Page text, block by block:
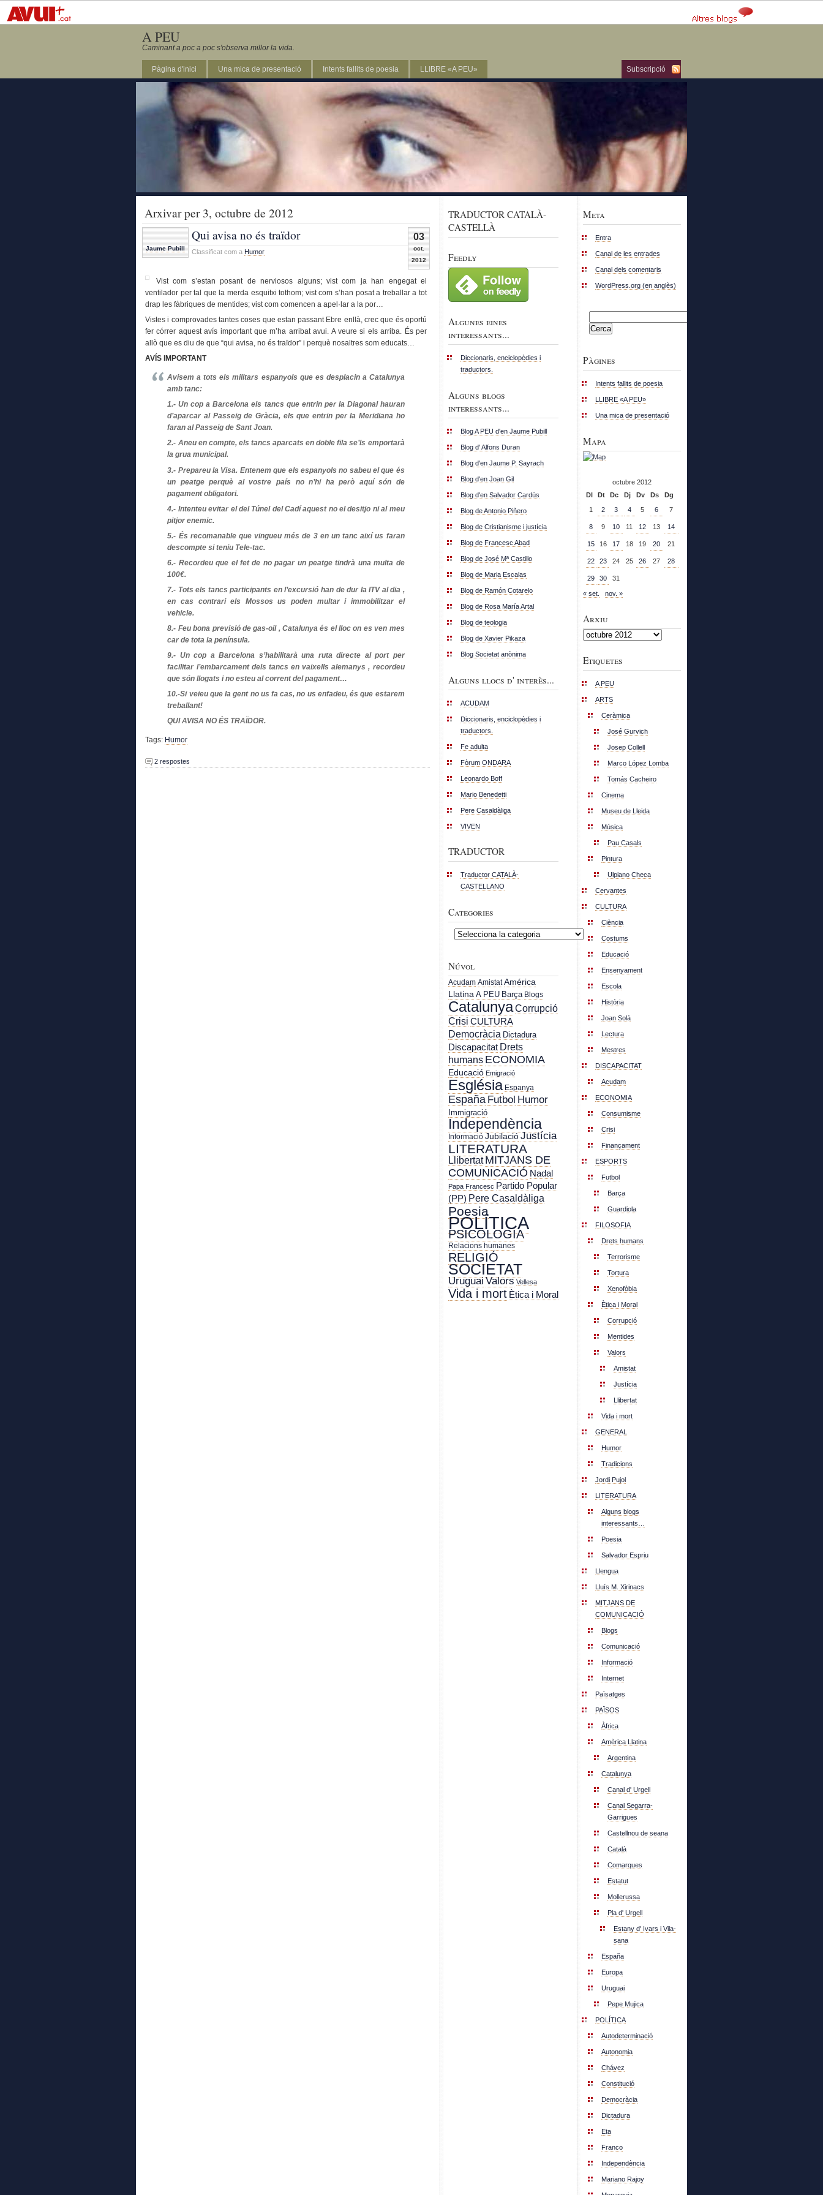
A PEU
Caminant a poc a poc s'observa millor la vida.
Subscripció
Pàgina d'inici Una mica de presentació Intents fallits de poesia LLIBRE «A PEU»
Arxivar per 3, octubre de 2012
03
oct.
2012
Jaume Pubill
Qui avisa no és traïdor
Classificat com a Humor
Vist com s’estan posant de nerviosos alguns; vist com ja han engegat el
ventilador per tal que la merda esquitxi tothom; vist com s’han posat a treballar a tot
drap les fàbriques de mentides; vist com comencen a apel·lar a la por…
Vistes i comprovades tantes coses que estan passant Ebre enllà, crec que és oportú
fer córrer aquest avís important que m’ha arribat avui. A veure si els arriba. És per
allò que es diu de que “qui avisa, no és traïdor” i perquè nosaltres som educats…
AVÍS IMPORTANT
Avisem a tots els militars espanyols que es desplacin a Catalunya
amb tanc:
1.- Un cop a Barcelona els tancs que entrin per la Diagonal hauran
d’aparcar al Passeig de Gràcia, els que entrin per la Meridiana ho
faran al Passeig de Sant Joan.
2.- Aneu en compte, els tancs aparcats en doble fila se’ls emportarà
la grua municipal.
3.- Prepareu la Visa. Entenem que els espanyols no sabeu el que és
un peatge perquè al vostre país no n’hi ha però aquí són de
pagament obligatori.
4.- Intenteu evitar el del Túnel del Cadí aquest no el desitjo ni al meu
pitjor enemic.
5.- És recomanable que vingueu més de 3 en un tanc així us faran
descompte si teniu Tele-tac.
6.- Recordeu que el fet de no pagar un peatge tindrà una multa de
100€.
7.- Tots els tancs participants en l’excursió han de dur la ITV al dia ,
en cas contrari els Mossos us poden multar i immobilitzar el
vehicle.
8.- Feu bona previsió de gas-oil , Catalunya és el lloc on es ven mes
car de tota la península.
9.- Un cop a Barcelona s’habilitarà una ruta directe al port per
facilitar l’embarcament dels tancs en vaixells alemanys , recordeu
que són llogats i no esteu al corrent del pagament…
10.-Si veieu que la gent no us fa cas, no us enfadeu, és que estarem
treballant!
QUI AVISA NO ÉS TRAÏDOR.
Tags: Humor
2 respostes
TRADUCTOR CATALÀ-
CASTELLÀ
Feedly
Algunes eines
interessants...
Diccionaris, enciclopèdies i
traductors.
Alguns blogs
interessants...
Blog A PEU d'en Jaume Pubill
Blog d' Alfons Duran
Blog d'en Jaume P. Sayrach
Blog d'en Joan Gil
Blog d'en Salvador Cardús
Blog de Antonio Piñero
Blog de Cristianisme i justícia
Blog de Francesc Abad
Blog de José Mª Castillo
Blog de Maria Escalas
Blog de Ramón Cotarelo
Blog de Rosa María Artal
Blog de teologia
Blog de Xavier Pikaza
Blog Societat anònima
Alguns llocs d' interès...
ACUDAM
Diccionaris, enciclopèdies i
traductors.
Fe adulta
Fòrum ONDARA
Leonardo Boff
Mario Benedetti
Pere Casaldàliga
VIVEN
TRADUCTOR
Traductor CATALÀ-
CASTELLANO
Categories
Categories
Núvol
Acudam Amistat América
Llatina A PEU Barça Blogs
CatalunyaCorrupció
Crisi CULTURA
Democràcia Dictadura
Discapacitat Drets
humans ECONOMIA
Educació Emigració
Església Espanya
España Futbol Humor
Immigració
Independència
Informació JubilacióJustícia
LITERATURA
LlibertatMITJANS DE
COMUNICACIÓ Nadal
Papa Francesc Partido Popular
(PP) Pere Casaldàliga
Poesia
POLÍTICA
PSICOLOGIA
Relacions humanes
RELIGIÓ
SOCIETAT
Uruguai Valors Vellesa
Vida i mort Ètica i Moral
Meta
Entra
Canal de les entrades
Canal dels comentaris
WordPress.org (en anglès)
Pàgines
Intents fallits de poesia
LLIBRE «A PEU»
Una mica de presentació
Mapa
octubre 2012
Dl
Dt Dc Dj Dv Ds
Dg
1
2 3 4 5 6 7
8 9 10 11 12 13 14
15 16 17 18 19 20 21
22 23 24 25 26 27 28
29 30 31
« set. nov. »
Arxiu
Arxiu
Etiquetes
A PEU
ARTS
Ceràmica
José Gurvich
Josep Collell
Marco López Lomba
Tomás Cacheiro
Cinema
Museu de Lleida
Música
Pau Casals
Pintura
Ulpiano Checa
Cervantes
CULTURA
Ciència
Costums
Educació
Ensenyament
Escola
Història
Joan Solà
Lectura
Mestres
DISCAPACITAT
Acudam
ECONOMIA
Consumisme
Crisi
Finançament
ESPORTS
Futbol
Barça
Guardiola
FILOSOFIA
Drets humans
Terrorisme
Tortura
Xenofòbia
Ètica i Moral
Corrupció
Mentides
Valors
Amistat
Justícia
Llibertat
Vida i mort
GENERAL
Humor
Tradicions
Jordi Pujol
LITERATURA
Alguns blogs
interessants…
Poesia
Salvador Espriu
Llengua
Lluís M. Xirinacs
MITJANS DE
COMUNICACIÓ
Blogs
Comunicació
Informació
Internet
Païsatges
PAÏSOS
Àfrica
Amèrica Llatina
Argentina
Catalunya
Canal d' Urgell
Canal Segarra-
Garrigues
Castellnou de seana
Català
Comarques
Estatut
Mollerussa
Pla d' Urgell
Estany d' Ivars i Vila-
sana
España
Europa
Uruguai
Pepe Mujica
POLÍTICA
Autodeterminació
Autonomia
Chávez
Constitució
Democràcia
Dictadura
Eta
Franco
Independència
Mariano Rajoy